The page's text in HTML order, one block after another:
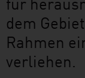
dem
Rahmen
verliehen.